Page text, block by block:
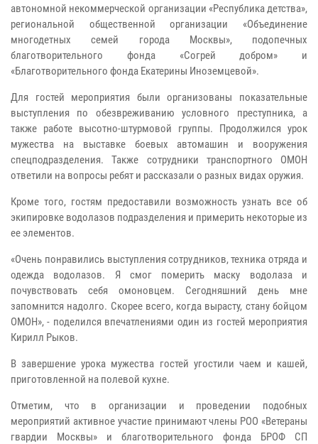
автономной некоммерческой организации «Республика детства»,
региональной общественной организации «Объединение
многодетных семей города Москвы», подопечных
благотворительного фонда «Согрей добром» и
«Благотворительного фонда Екатерины Иноземцевой».
Для гостей мероприятия были организованы показательные
выступления по обезвреживанию условного преступника, а
также работе высотно-штурмовой группы. Продолжился урок
мужества на выставке боевых автомашин и вооружения
спецподразделения. Также сотрудники транспортного ОМОН
ответили на вопросы ребят и рассказали о разных видах оружия.
Кроме того, гостям предоставили возможность узнать все об
экипировке водолазов подразделения и примерить некоторые из
ее элементов.
«Очень понравились выступления сотрудников, техника отряда и
одежда водолазов. Я смог померить маску водолаза и
почувствовать себя омоновцем. Сегодняшний день мне
запомнится надолго. Скорее всего, когда вырасту, стану бойцом
ОМОН», - поделился впечатлениями один из гостей мероприятия
Кирилл Рыков.
В завершение урока мужества гостей угостили чаем и кашей,
приготовленной на полевой кухне.
Отметим, что в организации и проведении подобных
мероприятий активное участие принимают члены РОО «Ветераны
гвардии Москвы» и благотворительного фонда БРОФ СП